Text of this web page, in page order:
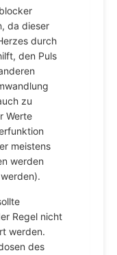
da dieser
durch
den Puls
zu
Werte
meistens
werden
Regel nicht
werden.
des